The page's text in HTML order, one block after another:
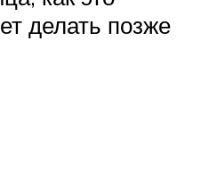
делать позже